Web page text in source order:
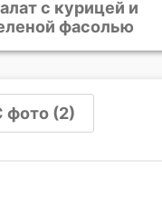
с языком и
фото (2)